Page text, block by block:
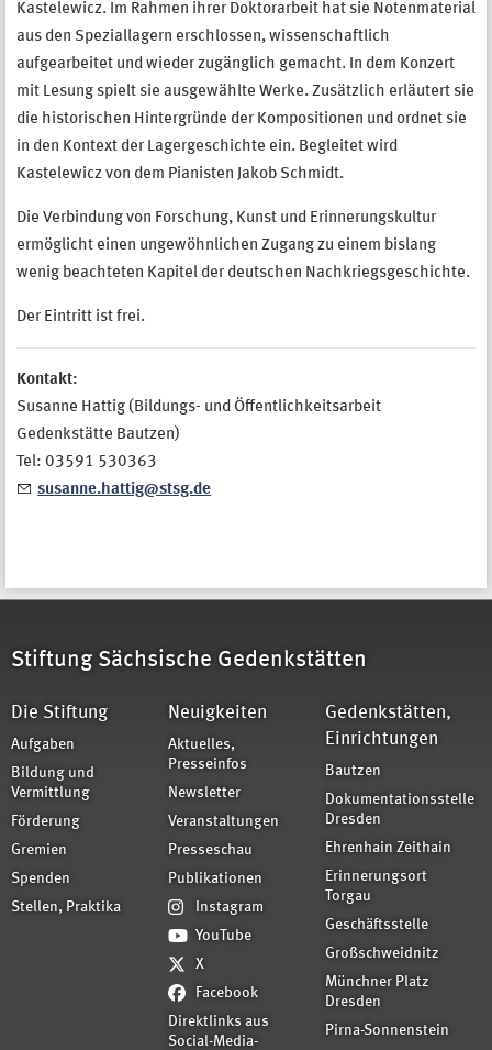
Kastelewicz. Im Rahmen ihrer Doktorarbeit hat sie Notenmaterial
aus den Speziallagern erschlossen, wissenschaftlich
aufgearbeitet und wieder zugänglich gemacht. In dem Konzert
mit Lesung spielt sie ausgewählte Werke. Zusätzlich erläutert sie
die historischen Hintergründe der Kompositionen und ordnet sie
in den Kontext der Lagergeschichte ein. Begleitet wird
Kastelewicz von dem Pianisten Jakob Schmidt.
Die Verbindung von Forschung, Kunst und Erinnerungskultur
ermöglicht einen ungewöhnlichen Zugang zu einem bislang
wenig beachteten Kapitel der deutschen Nachkriegsgeschichte.
Der Eintritt ist frei.
Kontakt:
Susanne Hattig (Bildungs- und Öffentlichkeitsarbeit
Gedenkstätte Bautzen)
Tel: 03591 530363
susanne.hattig@stsg.de
Stiftung Sächsische Gedenkstätten
Die Stiftung
Aufgaben
Bildung und
Vermittlung
Förderung
Gremien
Spenden
Stellen, Praktika
Neuigkeiten
Aktuelles,
Presseinfos
Newsletter
Veranstaltungen
Presseschau
Publikationen
Instagram
YouTube
X
Facebook
Direktlinks aus
Social-Media-
Gedenkstätten,
Einrichtungen
Bautzen
Dokumentationsstelle
Dresden
Ehrenhain Zeithain
Erinnerungsort
Torgau
Geschäftsstelle
Großschweidnitz
Münchner Platz
Dresden
Pirna-Sonnenstein